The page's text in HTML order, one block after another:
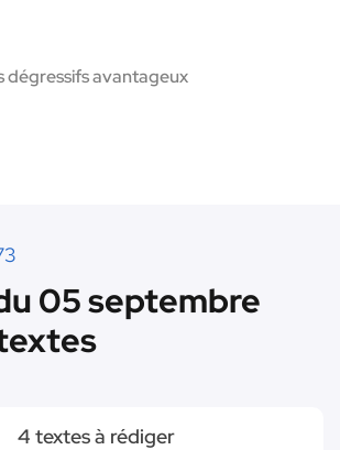
dégressifs avantageux
05 septembre
4 textes à rédiger